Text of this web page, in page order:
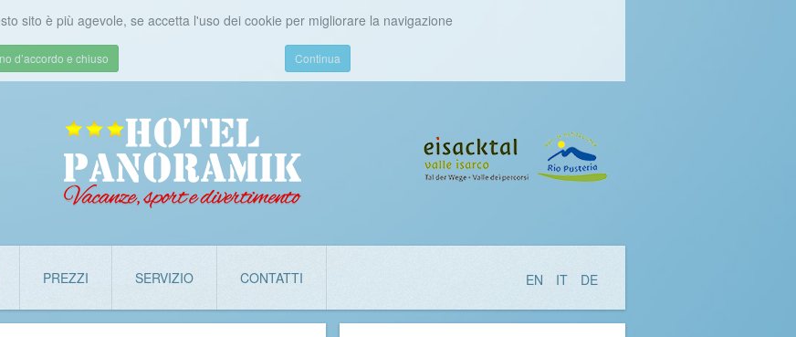
sito è più agevole, se accetta l'uso dei cookie per migliorare la navigazione
d’accordo e chiuso Continua
PREZZI SERVIZIO CONTATTI EN IT DE